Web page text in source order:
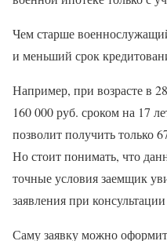
Чем старше
и меньший срок
Например, при возрасте в
160 000 руб. сроком на 17
позволит получить только
Но стоит понимать, что
точные условия заемщик
заявления при
Саму заявку можно